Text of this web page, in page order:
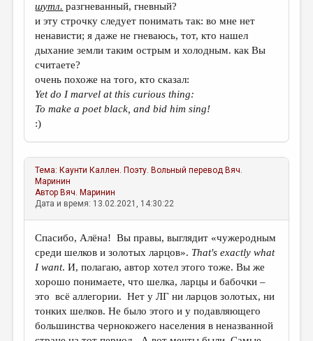
шутл. разгневанный, гневный?
и эту строчку следует понимать так: во мне нет
ненависти; я даже не гневаюсь, тот, кто нашел
дыхание земли таким острым и холодным. как Вы
считаете?
очень похоже на того, кто сказал:
Yet do I marvel at this curious thing:
To make a poet black, and bid him sing!
:)
Тема: Каунти Каллен. Поэту. Вольный перевод Вяч.
Маринин
Автор Вяч. Маринин
Дата и время: 13.02.2021, 14:30:22
Спасибо, Алёна! Вы правы, выглядит «чужеродным
среди шелков и золотых ларцов». That's exactly what
I want. И, полагаю, автор хотел этого тоже. Вы же
хорошо понимаете, что шелка, ларцы и бабочки –
это всё аллегории. Нет у ЛГ ни ларцов золотых, ни
тонких шелков. Не было этого и у подавляющего
большинства чернокожего населения в неназванной